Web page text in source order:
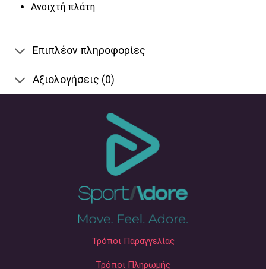
Ανοιχτή πλάτη
Επιπλέον πληροφορίες
Αξιολογήσεις (0)
Τρόποι Παραγγελίας
Τρόποι Πληρωμής